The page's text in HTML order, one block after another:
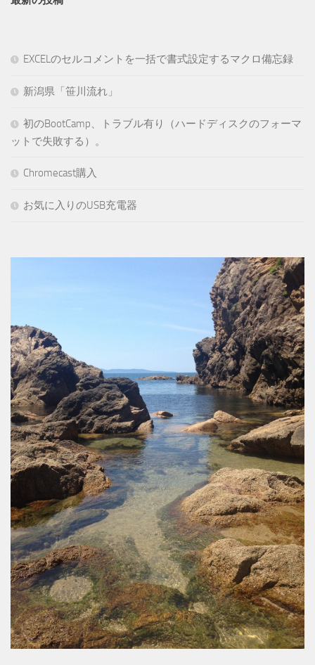
EXCELのセルコメントを一括で書式設定するマクロ備忘録
新潟県「笹川流れ」
初のBootCamp、トラブル有り（ハードディスクのフォーマ
ットで失敗する）。
Chromecast購入
お気に入りのUSB充電器